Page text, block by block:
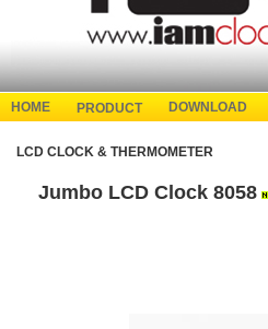
HOME PRODUCT DOWNLOAD
LCD CLOCK & THERMOMETER
Jumbo LCD Clock 8058